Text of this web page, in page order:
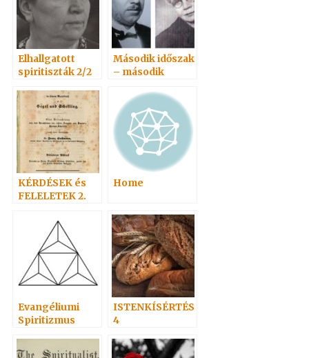
Elhallgatott
spiritiszták 2/2
Második időszak
– második
KÉRDÉSEK és
FELELETEK 2.
38)Hoffmann
professzor
Home
Evangéliumi
Spiritizmus
ISTENKÍSÉRTÉS
4